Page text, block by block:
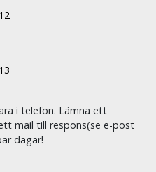
i telefon. Lämna ett
mail till respons(se e-post
dagar!